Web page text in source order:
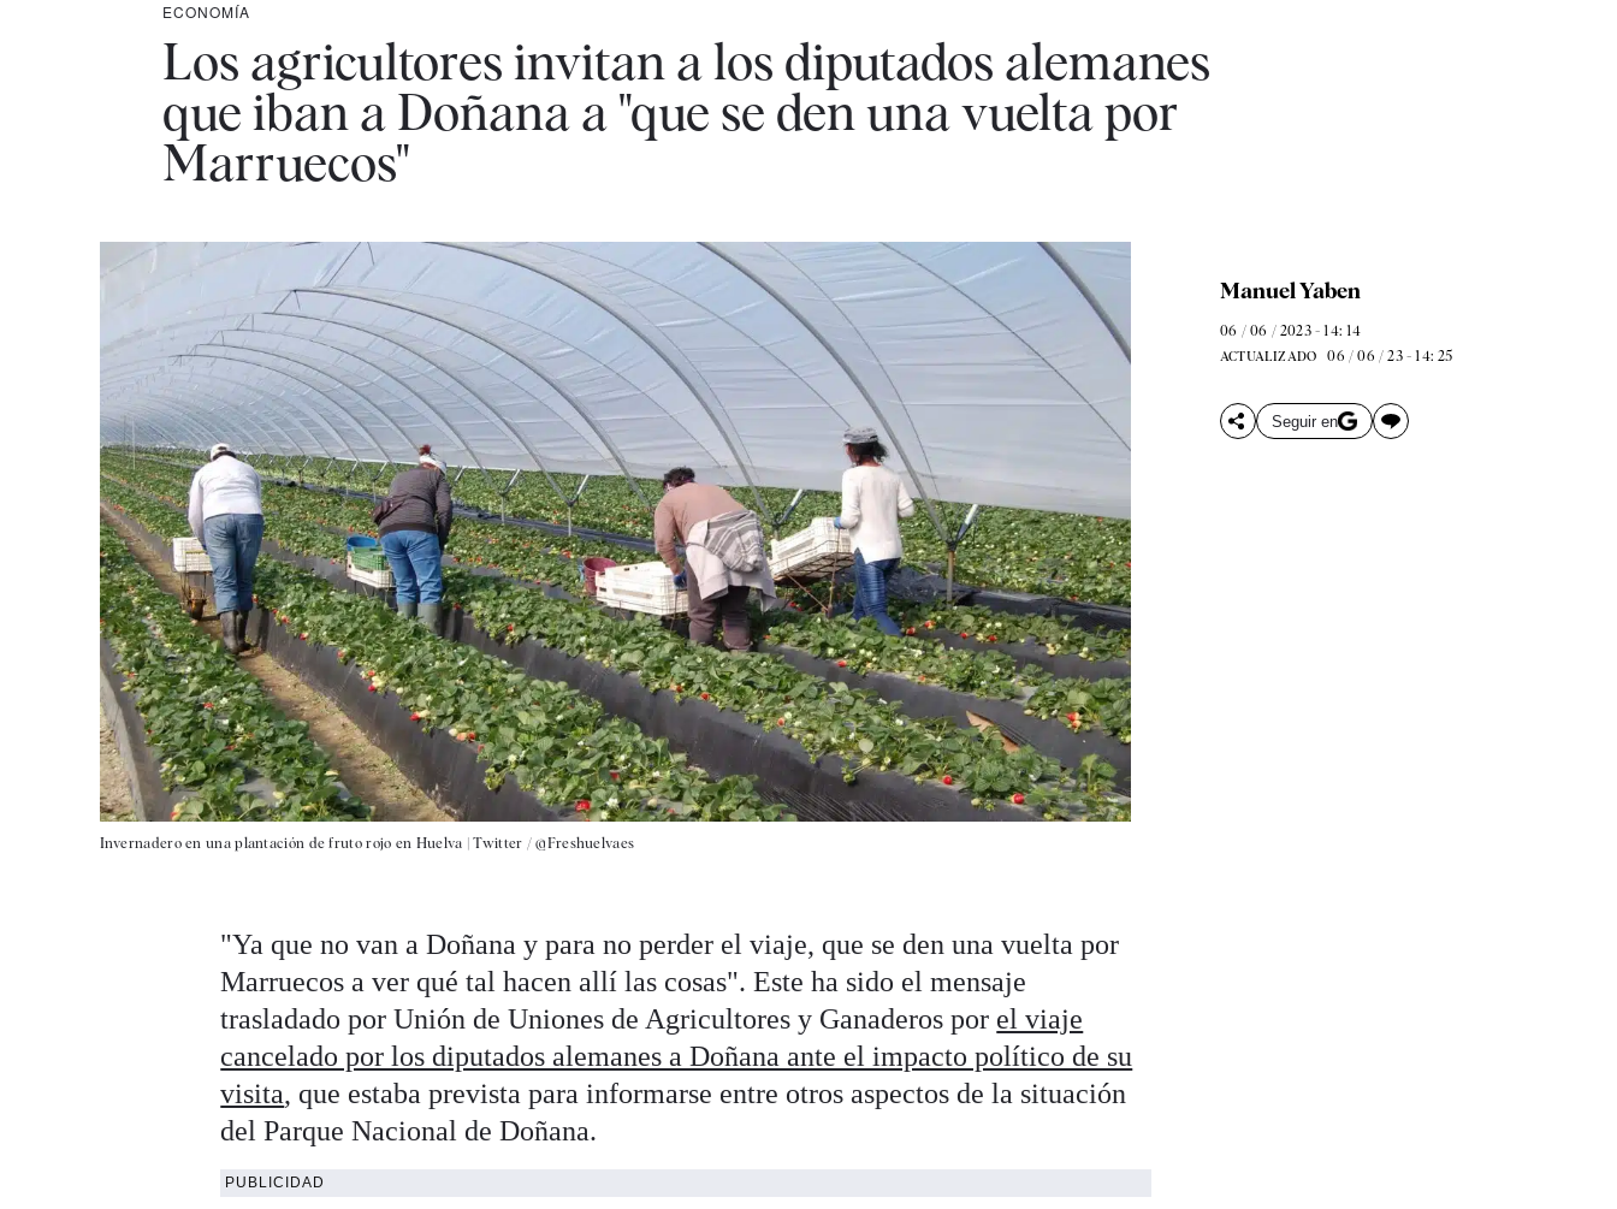
ECONOMÍA
Los agricultores invitan a los diputados alemanes
que iban a Doñana a "que se den una vuelta por
Marruecos"
Invernadero en una plantación de fruto rojo en Huelva |Twitter / @Freshuelvaes
Manuel Yaben
06 / 06 / 2023 - 14: 14
ACTUALIZADO 06 / 06 / 23 - 14: 25
Seguir en
"Ya que no van a Doñana y para no perder el viaje, que se den una vuelta por
Marruecos a ver qué tal hacen allí las cosas". Este ha sido el mensaje
trasladado por Unión de Uniones de Agricultores y Ganaderos por el viaje
cancelado por los diputados alemanes a Doñana ante el impacto político de su
visita, que estaba prevista para informarse entre otros aspectos de la situación
del Parque Nacional de Doñana.
PUBLICIDAD